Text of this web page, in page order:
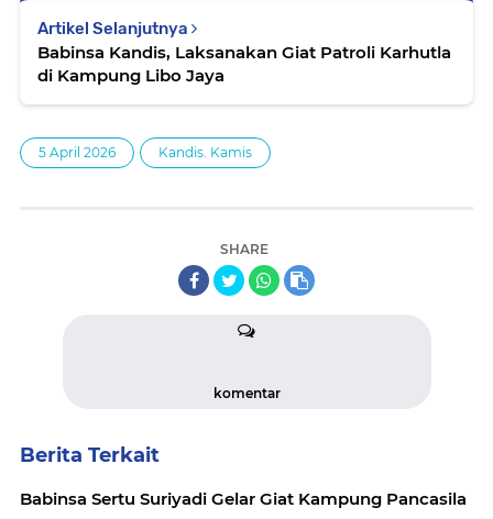
Artikel Selanjutnya
Babinsa Kandis, Laksanakan Giat Patroli Karhutla
di Kampung Libo Jaya
5 April 2026 Kandis. Kamis
SHARE
komentar
Berita Terkait
Babinsa Sertu Suriyadi Gelar Giat Kampung Pancasila